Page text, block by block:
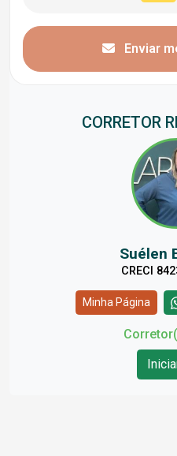
Enviar
CORRETOR
Suélen
CRECI
Minha Página